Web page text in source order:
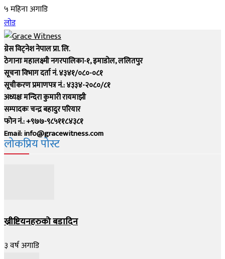
५ महिना अगाडि
लोड
ग्रेस विट्नेश नेपाल प्रा. लि.
ठेगानाः महालक्ष्मी नगरपालिका-१, इमाडोल, ललितपुर
सूचना विभाग दर्ता नं. ४३४१/०८०-०८१
सूचीकरण प्रमाणपत्र नं.: ४३३४-२०८०/८१
अध्यक्षः मन्दिरा कुमारी रायमाझी
सम्पादकः चन्द्र बहादुर परियार
फोन नं.: +९७७-९८५११८४३८१
Email: info@gracewitness.com
लोकप्रिय पोस्ट
ख्रीष्टियनहरुको बडादिन
३ वर्ष अगाडि